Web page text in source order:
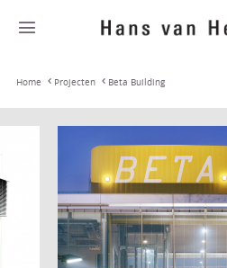
Home Projecten Beta Building